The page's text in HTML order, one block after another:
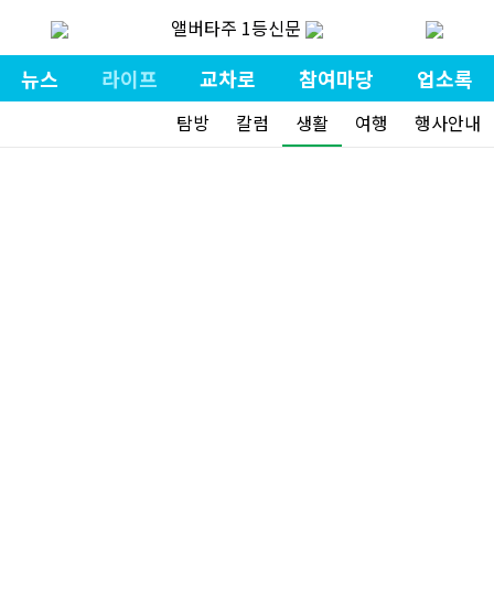
앨버타주 1등신문
뉴스 라이프 교차로 참여마당 업소록
탐방 칼럼 생활 여행 행사안내